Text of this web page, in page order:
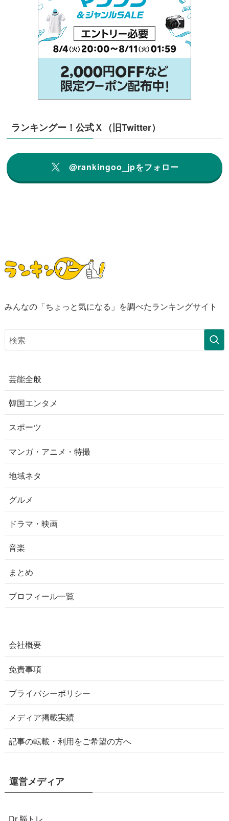
ランキングー！公式Ｘ（旧Twitter）
@rankingoo_jpをフォロー
みんなの「ちょっと気になる」を調べたランキングサイト
芸能全般
韓国エンタメ
スポーツ
マンガ・アニメ・特撮
地域ネタ
グルメ
ドラマ・映画
音楽
まとめ
プロフィール一覧
会社概要
免責事項
プライバシーポリシー
メディア掲載実績
記事の転載・利用をご希望の方へ
運営メディア